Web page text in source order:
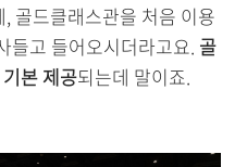
골드클래스관을 처음 이용
들고 들어오시더라고요. 골
본 제공되는데 말이죠.